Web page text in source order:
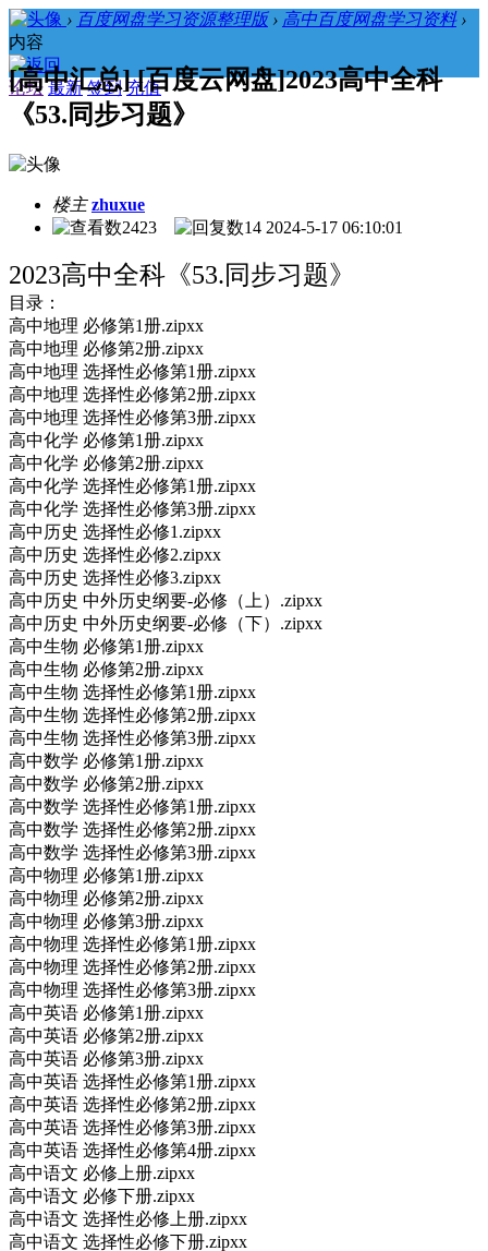
› 百度网盘学习资源整理版 › 高中百度网盘学习资料 ›
内容
论坛 最新 签到 充值
[高中汇总] [百度云网盘]2023高中全科
《53.同步习题》
楼主 zhuxue
2423
14 2024-5-17 06:10:01
2023高中全科《53.同步习题》
目录：
高中地理 必修第1册.zipxx
高中地理 必修第2册.zipxx
高中地理 选择性必修第1册.zipxx
高中地理 选择性必修第2册.zipxx
高中地理 选择性必修第3册.zipxx
高中化学 必修第1册.zipxx
高中化学 必修第2册.zipxx
高中化学 选择性必修第1册.zipxx
高中化学 选择性必修第3册.zipxx
高中历史 选择性必修1.zipxx
高中历史 选择性必修2.zipxx
高中历史 选择性必修3.zipxx
高中历史 中外历史纲要-必修（上）.zipxx
高中历史 中外历史纲要-必修（下）.zipxx
高中生物 必修第1册.zipxx
高中生物 必修第2册.zipxx
高中生物 选择性必修第1册.zipxx
高中生物 选择性必修第2册.zipxx
高中生物 选择性必修第3册.zipxx
高中数学 必修第1册.zipxx
高中数学 必修第2册.zipxx
高中数学 选择性必修第1册.zipxx
高中数学 选择性必修第2册.zipxx
高中数学 选择性必修第3册.zipxx
高中物理 必修第1册.zipxx
高中物理 必修第2册.zipxx
高中物理 必修第3册.zipxx
高中物理 选择性必修第1册.zipxx
高中物理 选择性必修第2册.zipxx
高中物理 选择性必修第3册.zipxx
高中英语 必修第1册.zipxx
高中英语 必修第2册.zipxx
高中英语 必修第3册.zipxx
高中英语 选择性必修第1册.zipxx
高中英语 选择性必修第2册.zipxx
高中英语 选择性必修第3册.zipxx
高中英语 选择性必修第4册.zipxx
高中语文 必修上册.zipxx
高中语文 必修下册.zipxx
高中语文 选择性必修上册.zipxx
高中语文 选择性必修下册.zipxx